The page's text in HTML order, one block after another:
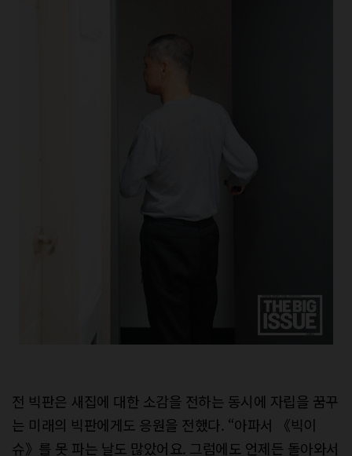
전 빅판은 새집에 대한 소감을 전하는 동시에 자립을 꿈꾸
는 미래의 빅판에게도 응원을 전했다. “아파서 《빅이
슈》를 못 파는 날도 많았어요. 그럼에도 언제든 돌아와서